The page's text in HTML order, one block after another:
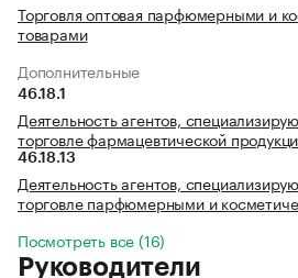
Торговля оптовая парфюмерными и
товарами
Дополнительные
46.18.1
Деятельность агентов,
торговле фармацевтической
46.18.13
Деятельность агентов,
торговле парфюмерными и
Посмотреть все (16)
Руководители